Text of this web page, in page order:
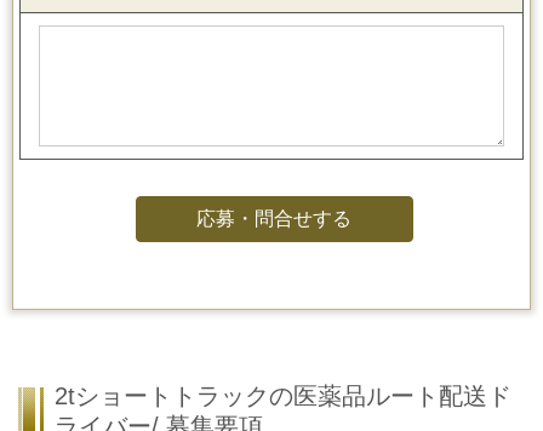
2tショートトラックの医薬品ルート配送ド